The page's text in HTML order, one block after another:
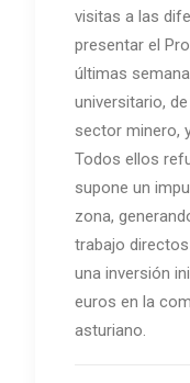
visitas a las
presentar el
últimas
universitario,
sector minero,
Todos ellos
supone un
zona,
trabajo
una inversión
euros en la
asturiano.